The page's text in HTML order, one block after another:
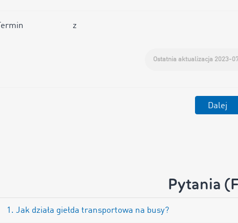
Termin z
Ostatnia aktualizacja 2023-
Dalej
Pytania
1. Jak działa giełda transportowa na busy?